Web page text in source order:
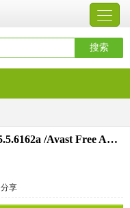
Avast Premium Security 25.5.6162a /Avast Free Antivirus 25.
分享